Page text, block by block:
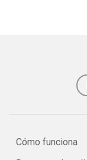
Cómo funciona